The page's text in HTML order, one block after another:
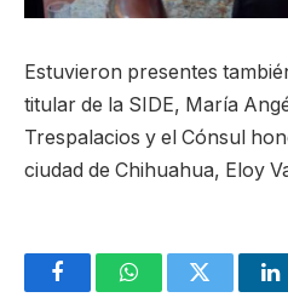
Estuvieron presentes
titular de la SIDE, María
Trespalacios y el Cónsul
ciudad de Chihuahua, Eloy
FacebookWhatsAppTwitter